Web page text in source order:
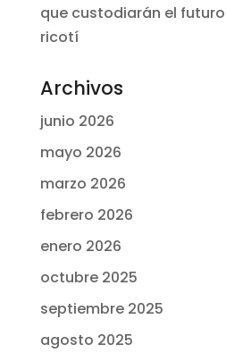
que custodiarán el
ricotí
Archivos
junio 2026
mayo 2026
marzo 2026
febrero 2026
enero 2026
octubre 2025
septiembre 2025
agosto 2025